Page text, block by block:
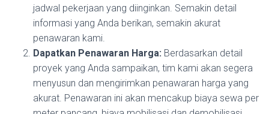
jadwal pekerjaan yang diinginkan. Semakin detail
informasi yang Anda berikan, semakin akurat
penawaran kami.
Dapatkan Penawaran Harga: Berdasarkan detail
proyek yang Anda sampaikan, tim kami akan segera
menyusun dan mengirimkan penawaran harga yang
akurat. Penawaran ini akan mencakup biaya sewa per